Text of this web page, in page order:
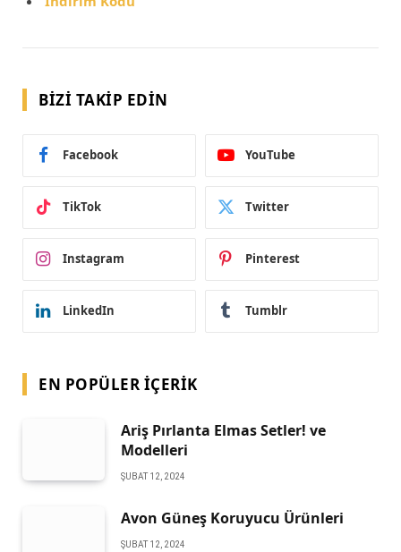
BIZI TAKIP EDIN
Facebook YouTube
TikTok Twitter
Instagram Pinterest
LinkedIn Tumblr
EN POPÜLER İÇERIK
Ariş Pırlanta Elmas Setler! ve
Modelleri
ŞUBAT 12, 2024
Avon Güneş Koruyucu Ürünleri
ŞUBAT 12, 2024